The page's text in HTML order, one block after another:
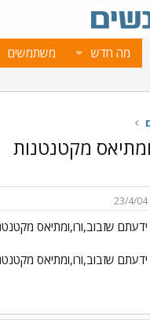
מה חדש משתמשים
מקטנטנות
23/4/04
ידעתם שזבוב,ורו,ומתיאס
ידעתם שזבוב,ורו,ומתיאס